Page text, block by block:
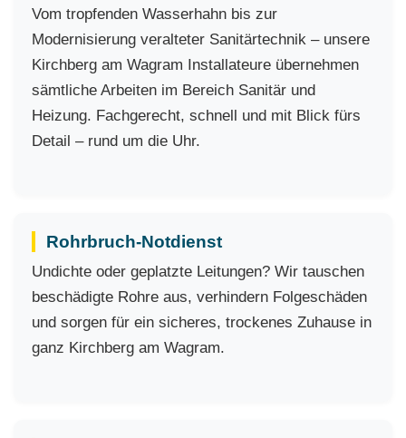
Vom tropfenden Wasserhahn bis zur
Modernisierung veralteter Sanitärtechnik – unsere
Kirchberg am Wagram Installateure übernehmen
sämtliche Arbeiten im Bereich Sanitär und
Heizung. Fachgerecht, schnell und mit Blick fürs
Detail – rund um die Uhr.
Rohrbruch-Notdienst
Undichte oder geplatzte Leitungen? Wir tauschen
beschädigte Rohre aus, verhindern Folgeschäden
und sorgen für ein sicheres, trockenes Zuhause in
ganz Kirchberg am Wagram.